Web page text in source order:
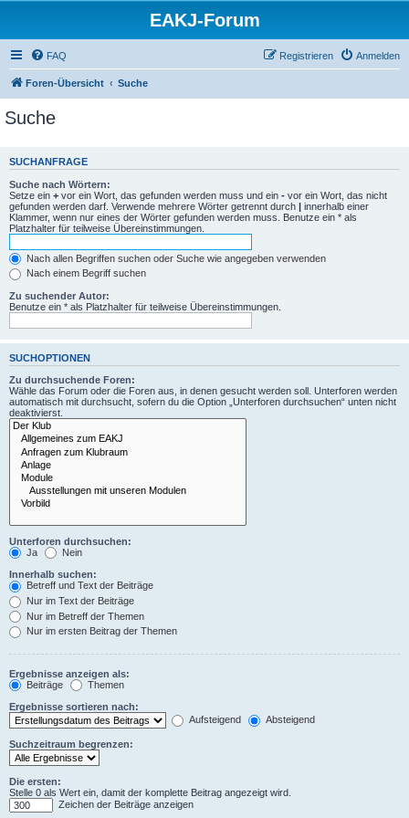
EAKJ-Forum
FAQ Anmelden
Registrieren
Foren-Übersicht Suche
Suche
SUCHANFRAGE
Suche nach Wörtern:
Setze ein + vor ein Wort, das gefunden werden muss und ein - vor ein Wort, das nicht
gefunden werden darf. Verwende mehrere Wörter getrennt durch | innerhalb einer
Klammer, wenn nur eines der Wörter gefunden werden muss. Benutze ein * als
Platzhalter für teilweise Übereinstimmungen.
Nach allen Begriffen suchen oder Suche wie angegeben verwenden
Nach einem Begriff suchen
Zu suchender Autor:
Benutze ein * als Platzhalter für teilweise Übereinstimmungen.
SUCHOPTIONEN
Zu durchsuchende Foren:
Wähle das Forum oder die Foren aus, in denen gesucht werden soll. Unterforen werden
automatisch mit durchsucht, sofern du die Option „Unterforen durchsuchen“ unten nicht
deaktivierst.
Unterforen durchsuchen:
Ja
Nein
Innerhalb suchen:
Betreff und Text der Beiträge
Nur im Text der Beiträge
Nur im Betreff der Themen
Nur im ersten Beitrag der Themen
Ergebnisse anzeigen als:
Beiträge
Themen
Ergebnisse sortieren nach:
Aufsteigend
Absteigend
Suchzeitraum begrenzen:
Die ersten:
Stelle 0 als Wert ein, damit der komplette Beitrag angezeigt wird.
Zeichen der Beiträge anzeigen